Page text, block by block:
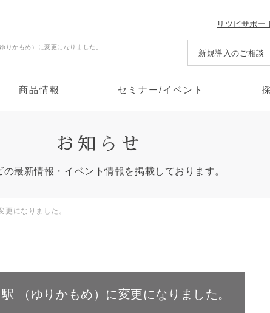
リツビサポー
りかもめ）に変更になりました。
新規導入のご相談
商品情報 セミナー/イベント
お知らせ
の最新情報・イベント情報を掲載しております。
になりました。
（ゆりかもめ）に変更になりました。